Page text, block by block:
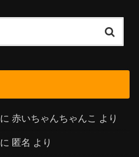
に赤いちゃんちゃんこ より
に 匿名 より